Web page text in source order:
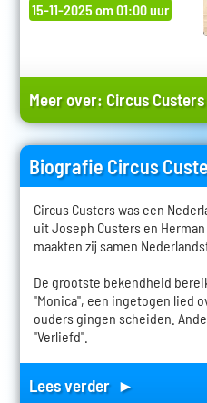
15-11-2025 om 01:00 uur
Meer over: Circus Custers
Biografie Circus
Circus Custers was een
uit Joseph Custers en Herman
maakten zij samen
De grootste bekendheid
"Monica", een ingetogen lied
ouders gingen scheiden.
"Verliefd".
Lees verder ►